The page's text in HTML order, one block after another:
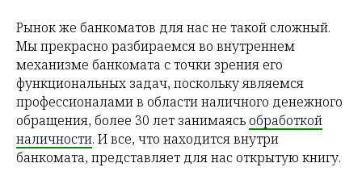
Рынок же банкоматов для нас не такой сложный.
Мы прекрасно разбираемся во внутреннем
механизме банкомата с точки зрения его
функциональных задач, поскольку являемся
профессионалами в области наличного денежного
обращения, более 30 лет занимаясьобработкой
наличности. И все, что находится внутри
банкомата, представляет для нас открытую книгу.